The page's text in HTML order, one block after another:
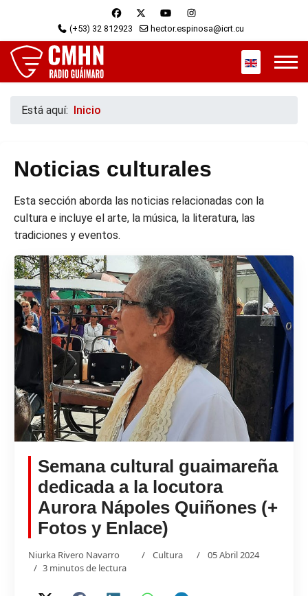
(+53) 32 812923 hector.espinosa@icrt.cu
Seleccione
Está aquí: Inicio
Noticias culturales
Esta sección aborda las noticias relacionadas con la
cultura e incluye el arte, la música, la literatura, las
tradiciones y eventos.
Semana cultural guaimareña
dedicada a la locutora
Aurora Nápoles Quiñones (+
Fotos y Enlace)
Niurka Rivero Navarro Cultura
05 Abril 2024
3 minutos de lectura